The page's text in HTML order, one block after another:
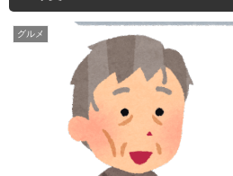
グルメ